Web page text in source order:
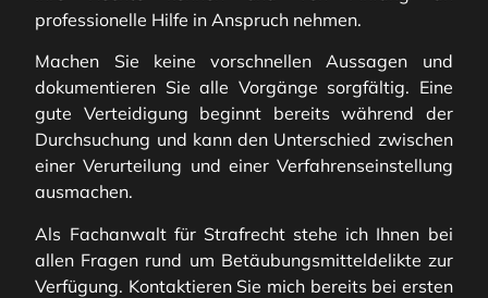
professionelle Hilfe in Anspruch nehmen.
Machen Sie keine vorschnellen Aussagen und
dokumentieren Sie alle Vorgänge sorgfältig. Eine
gute Verteidigung beginnt bereits während der
Durchsuchung und kann den Unterschied zwischen
einer Verurteilung und einer Verfahrenseinstellung
ausmachen.
Als Fachanwalt für Strafrecht stehe ich Ihnen bei
allen Fragen rund um Betäubungsmitteldelikte zur
Verfügung. Kontaktieren Sie mich bereits bei ersten